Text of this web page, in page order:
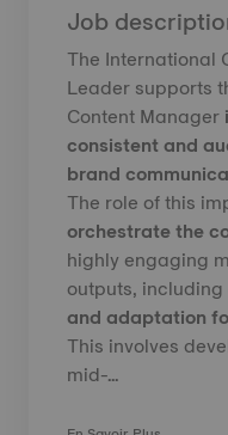
Job
The International
Leader supports
Content Manager
consistent and
brand
The role of this
orchestrate the
highly engaging
outputs,
and adaptation
This involves
mid-...